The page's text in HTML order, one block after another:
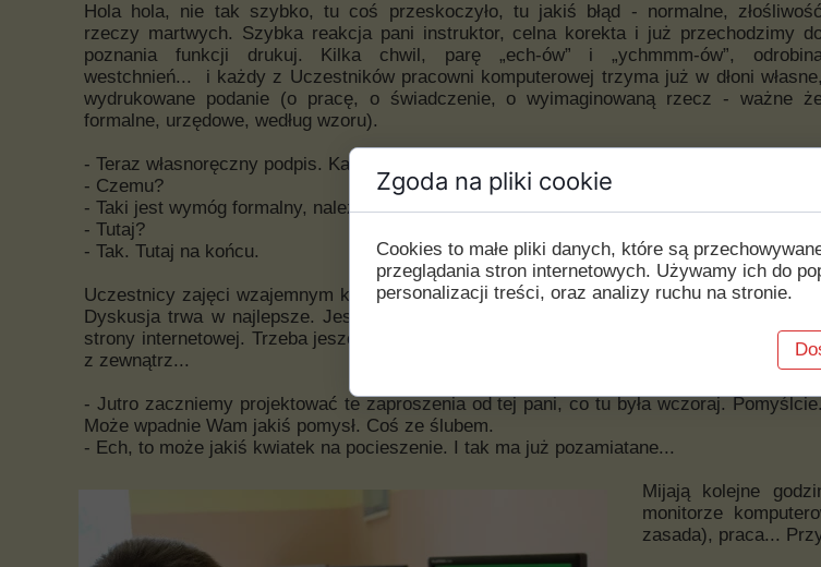
Mijają kolejne
monitorze
zasada), praca...
Hola hola, nie tak szybko, tu coś przeskoczyło, tu jakiś błąd - normalne, złośliwość
rzeczy martwych. Szybka reakcja pani instruktor, celna korekta i już przechodzimy
poznania funkcji drukuj. Kilka chwil, parę „ech-ów” i „ychmmm-ów”,
westchnień... i każdy z Uczestników pracowni komputerowej trzyma już w dłoni własne,
wydrukowane podanie (o pracę, o świadczenie, o wyimaginowaną rzecz - ważne
formalne, urzędowe, według wzoru).
- Teraz własnoręczny podpis. Każde podanie powinno być własnoręcznie podpisane.
- Czemu?
- Taki jest wymóg formalny, należy odręcznie podpisać. Proszę podpisać długopisem.
- Tutaj?
- Tak. Tutaj na końcu.
Uczestnicy zajęci wzajemnym komentowaniem swoich podań. Wzajemne uwagi i pytania.
Dyskusja trwa w najlepsze. Jest czas by zająć się obsługą profilu WTZ na Facebooku,
strony internetowej. Trzeba jeszcze zredagować sprawozdanie... A jeszcze to
z zewnątrz...
- Jutro zaczniemy projektować te zaproszenia od tej pani, co tu była wczoraj.
Może wpadnie Wam jakiś pomysł. Coś ze ślubem.
- Ech, to może jakiś kwiatek na pocieszenie. I tak ma już pozamiatane...
Zgoda na pliki cookie
Cookies to małe pliki danych, które są
przeglądania stron internetowych. Używamy ich do
personalizacji treści, oraz analizy ruchu na stronie.